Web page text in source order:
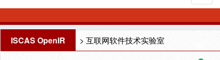
ISCAS OpenIR > 互联网软件技术实验室